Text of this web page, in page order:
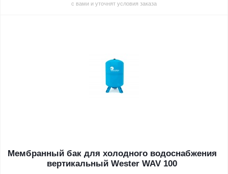
с вами и уточнят условия заказа
Мембранный бак для холодного водоснабжения
вертикальный Wester WAV 100